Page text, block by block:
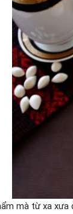
mà từ xa